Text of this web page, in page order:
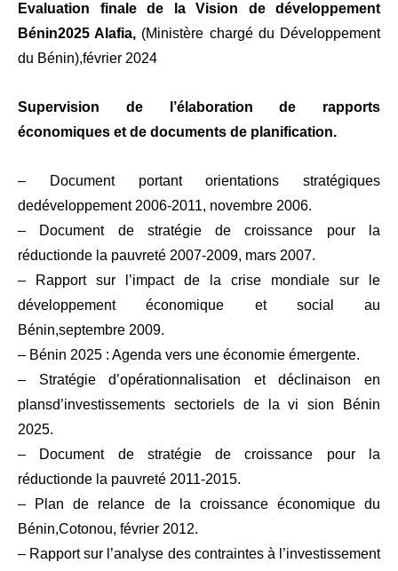
Evaluation finale de la Vision de
développement
Bénin2025 Alafia, (Ministère chargé du Développement
du Bénin),février 2024
Supervision de l’élaboration de rapports
économiques et de documents de planification.
– Document portant orientations
stratégiques
dedéveloppement 2006-2011, novembre 2006.
–
Document de stratégie de croissance pour
la
réductionde la pauvreté 2007-2009, mars 2007.
–
Rapport sur l’impact de la crise mondiale sur le
développement économique et social au
Bénin,septembre 2009.
– Bénin 2025 : Agenda vers une économie émergente.
– Stratégie d’opérationnalisation et déclinaison
en
plansd’investissements sectoriels de la vi sion
Bénin
2025.
–
Document de stratégie de croissance pour
la
réductionde la pauvreté 2011-2015.
–
Plan de relance de la croissance économique du
Bénin,Cotonou, février 2012.
– Rapport sur l’analyse des contraintes à l’investissement